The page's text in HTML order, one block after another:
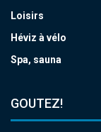
Loisirs
Héviz à vélo
Spa, sauna
GOUTEZ!